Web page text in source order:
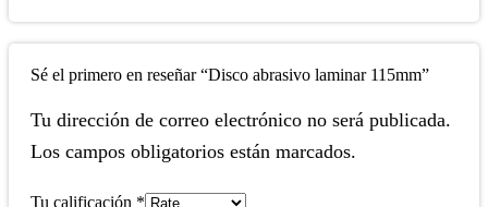
Sé el primero en reseñar “Disco abrasivo laminar 115mm”
Tu dirección de correo electrónico no será publicada.
Los campos obligatorios están marcados.
Tu calificación *